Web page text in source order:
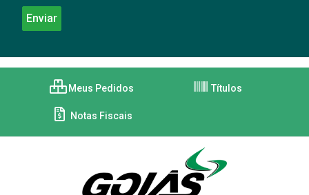
Meus Pedidos Títulos
Notas Fiscais